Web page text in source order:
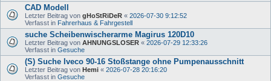
CAD Modell
Letzter Beitrag von gHoStRiDeR « 2026-07-30 9:12:52
Verfasst in Fahrerhaus & Fahrgestell
suche Scheibenwischerarme Magirus 120D10
Letzter Beitrag von AHNUNGSLOSER « 2026-07-29 12:33:26
Verfasst in Gesuche
(S) Suche Iveco 90-16 Stoßstange ohne Pumpenausschnitt
Letzter Beitrag von Hemi « 2026-07-28 20:16:20
Verfasst in Gesuche